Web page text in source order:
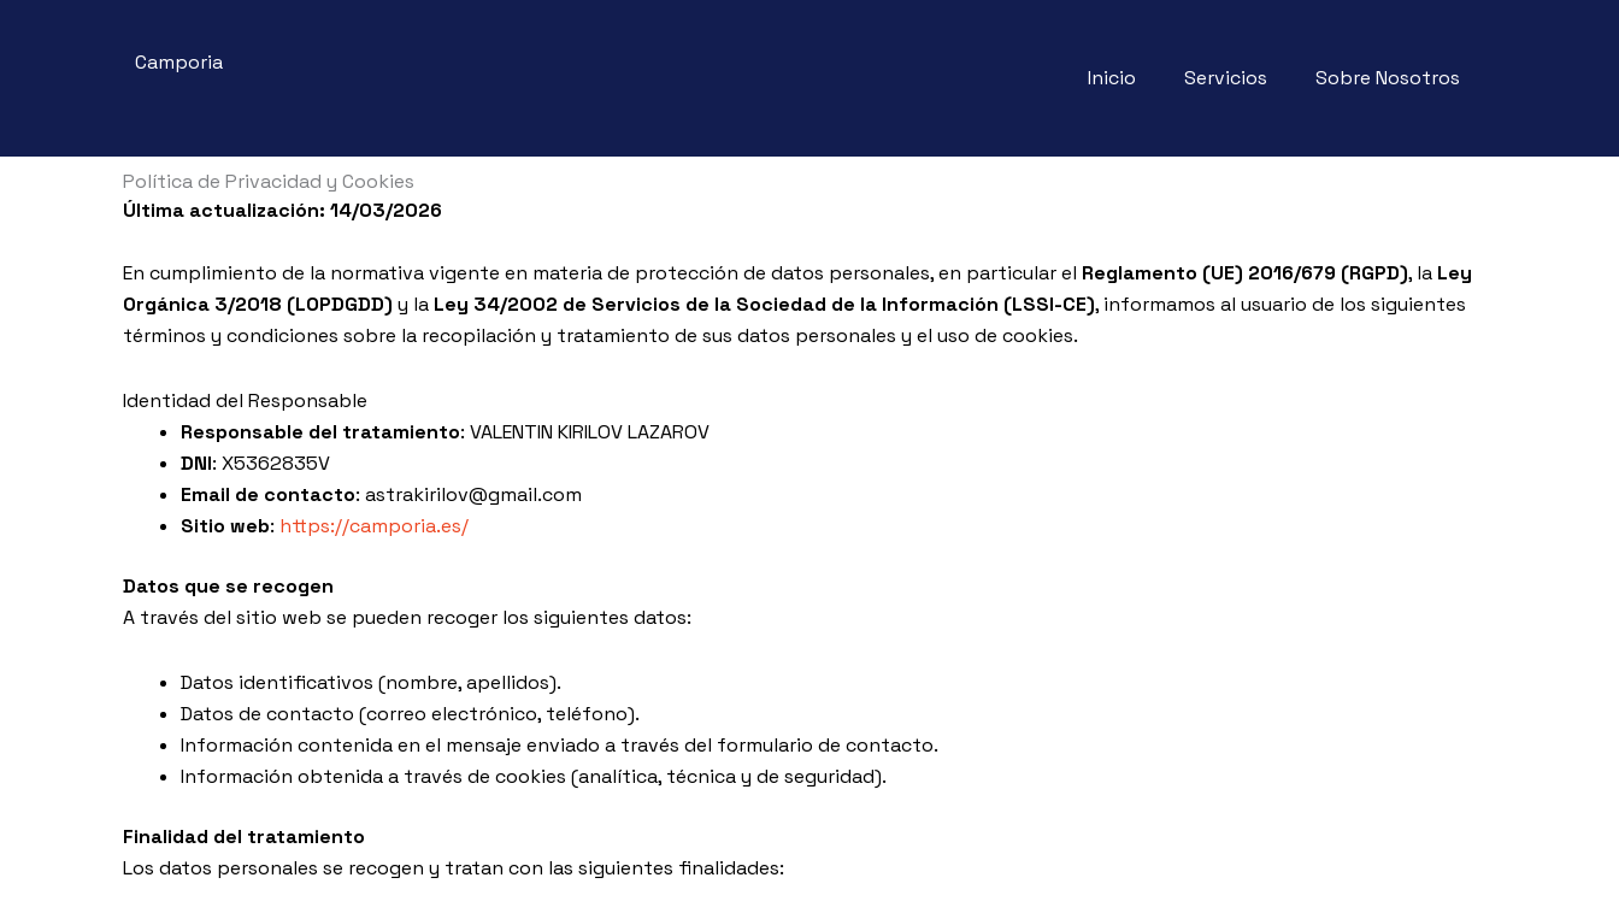
Camporia
Inicio Servicios Sobre Nosotros
Política de Privacidad y Cookies
Última actualización: 14/03/2026
En cumplimiento de la normativa vigente en materia de protección de datos personales, en particular el Reglamento (UE) 2016/679 (RGPD), la Ley
Orgánica 3/2018 (LOPDGDD) y la Ley 34/2002 de Servicios de la Sociedad de la Información (LSSI-CE), informamos al usuario de los siguientes
términos y condiciones sobre la recopilación y tratamiento de sus datos personales y el uso de cookies.
Identidad del Responsable
Responsable del tratamiento: VALENTIN KIRILOV LAZAROV
DNI: X5362835V
Email de contacto: astrakirilov@gmail.com
Sitio web: https://camporia.es/
Datos que se recogen
A través del sitio web se pueden recoger los siguientes datos:
Datos identificativos (nombre, apellidos).
Datos de contacto (correo electrónico, teléfono).
Información contenida en el mensaje enviado a través del formulario de contacto.
Información obtenida a través de cookies (analítica, técnica y de seguridad).
Finalidad del tratamiento
Los datos personales se recogen y tratan con las siguientes finalidades: